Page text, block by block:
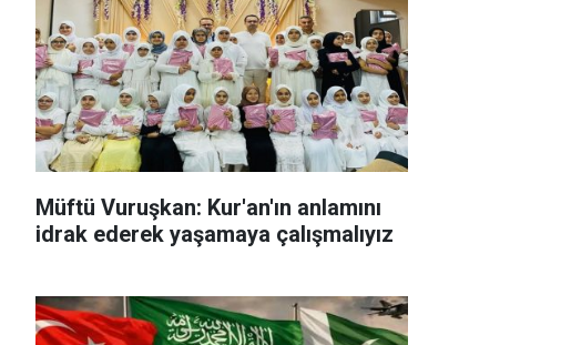
Müftü Vuruşkan: Kur'an'ın anlamını
idrak ederek yaşamaya çalışmalıyız